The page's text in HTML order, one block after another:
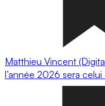
Matthieu Vincent
l’année 2026 sera celui